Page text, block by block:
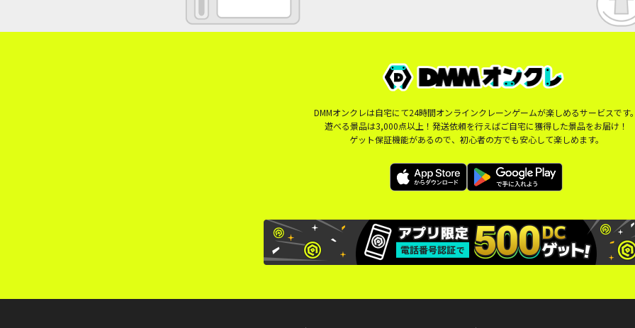
DMMオンクレは自宅にて24時間オンラインクレーンゲームが楽しめるサービスです
遊べる景品は3,000点以上！発送依頼を行えばご自宅に獲得した景品をお届け！
ゲット保証機能があるので、初心者の方でも安心して楽しめます。